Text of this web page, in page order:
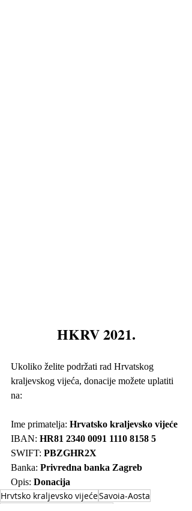
HKRV 2021.
Ukoliko želite podržati rad Hrvatskog
kraljevskog vijeća, donacije možete uplatiti
na:
Ime primatelja: Hrvatsko kraljevsko vijeće
IBAN: HR81 2340 0091 1110 8158 5
SWIFT: PBZGHR2X
Banka: Privredna banka Zagreb
Opis: Donacija
Hrvtsko kraljevsko vijećeSavoia-Aosta